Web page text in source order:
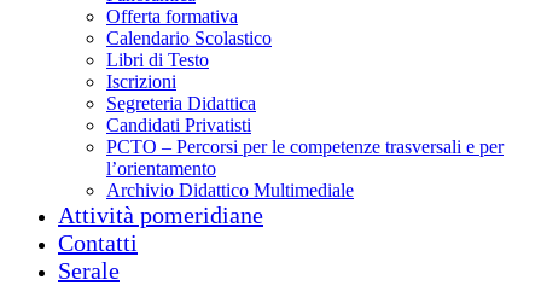
Offerta formativa
Calendario Scolastico
Libri di Testo
Iscrizioni
Segreteria Didattica
Candidati Privatisti
PCTO – Percorsi per le competenze trasversali e per
l’orientamento
Archivio Didattico Multimediale
Attività pomeridiane
Contatti
Serale